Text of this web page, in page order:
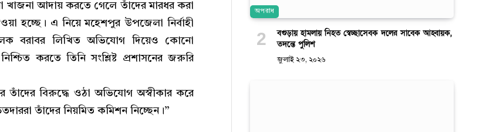
খাজনা আদায় করতে গেলে তাঁদের মারধর করা
হচ্ছে। এ নিয়ে মহেশপুর উপজেলা নির্বাহী
বরাবর লিখিত অভিযোগ দিয়েও কোনো
করতে তিনি সংশ্লিষ্ট প্রশাসনের জরুরি
বিরুদ্ধে ওঠা অভিযোগ অস্বীকার করে
তাঁদের নিয়মিত কমিশন নিচ্ছেন।”
অপরাধ
বগুড়ায় হামলায় নিহত স্বেচ্ছাসেবক দলের সাবেক আহ্বায়ক,
তদন্তে পুলিশ
জুলাই ২৩, ২০২৬